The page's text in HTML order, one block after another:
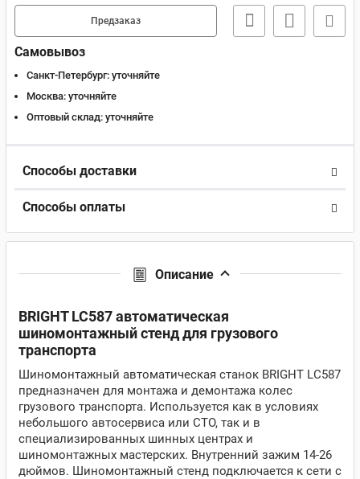
Предзаказ
Самовывоз
Санкт-Петербург: уточняйте
Москва: уточняйте
Оптовый склад: уточняйте
Способы доставки
Способы оплаты
Описание
BRIGHT LC587 автоматическая
шиномонтажный стенд для грузового
транспорта
Шиномонтажный автоматическая станок BRIGHT LC587
предназначен для монтажа и демонтажа колес
грузового транспорта. Используется как в условиях
небольшого автосервиса или СТО, так и в
специализированных шинных центрах и
шиномонтажных мастерских. Внутренний зажим 14-26
дюймов. Шиномонтажный стенд подключается к сети с